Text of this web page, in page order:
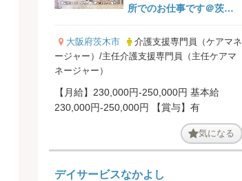
所でのお仕事です＠茨木
市
大阪府茨木市
介護支援専門員（ケアマネ
ージャー）/主任介護支援専門員（主任ケアマ
ネージャー）
【月給】230,000円-250,000円 基本給
230,000円-250,000円 【賞与】有
気になる
デイサービスなかよし